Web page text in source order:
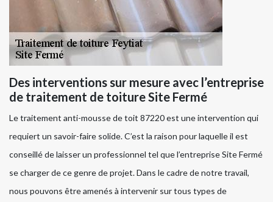
Des interventions sur mesure avec l’entreprise
de traitement de toiture Site Fermé
Le traitement anti-mousse de toit 87220 est une intervention qui
requiert un savoir-faire solide. C’est la raison pour laquelle il est
conseillé de laisser un professionnel tel que l’entreprise Site Fermé
se charger de ce genre de projet. Dans le cadre de notre travail,
nous pouvons être amenés à intervenir sur tous types de